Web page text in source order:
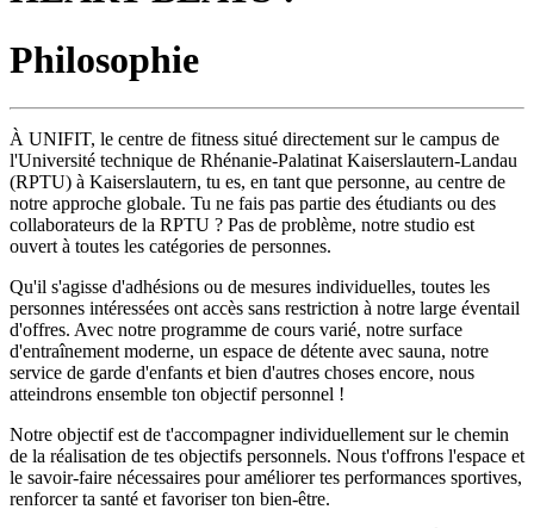
Philosophie
À UNIFIT, le centre de fitness situé directement sur le campus de
l'Université technique de Rhénanie-Palatinat Kaiserslautern-Landau
(RPTU) à Kaiserslautern, tu es, en tant que personne, au centre de
notre approche globale. Tu ne fais pas partie des étudiants ou des
collaborateurs de la RPTU ? Pas de problème, notre studio est
ouvert à toutes les catégories de personnes.
Qu'il s'agisse d'adhésions ou de mesures individuelles, toutes les
personnes intéressées ont accès sans restriction à notre large éventail
d'offres. Avec notre programme de cours varié, notre surface
d'entraînement moderne, un espace de détente avec sauna, notre
service de garde d'enfants et bien d'autres choses encore, nous
atteindrons ensemble ton objectif personnel !
Notre objectif est de t'accompagner individuellement sur le chemin
de la réalisation de tes objectifs personnels. Nous t'offrons l'espace et
le savoir-faire nécessaires pour améliorer tes performances sportives,
renforcer ta santé et favoriser ton bien-être.